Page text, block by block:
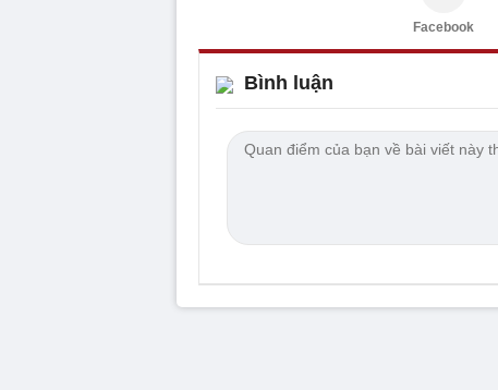
Facebook
Bình luận